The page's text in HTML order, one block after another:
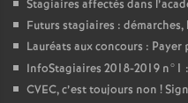
Stagiaires affectés dans
Futurs stagiaires :
Lauréats aux concours :
InfoStagiaires 2018-2019
CVEC, c’est toujours non !